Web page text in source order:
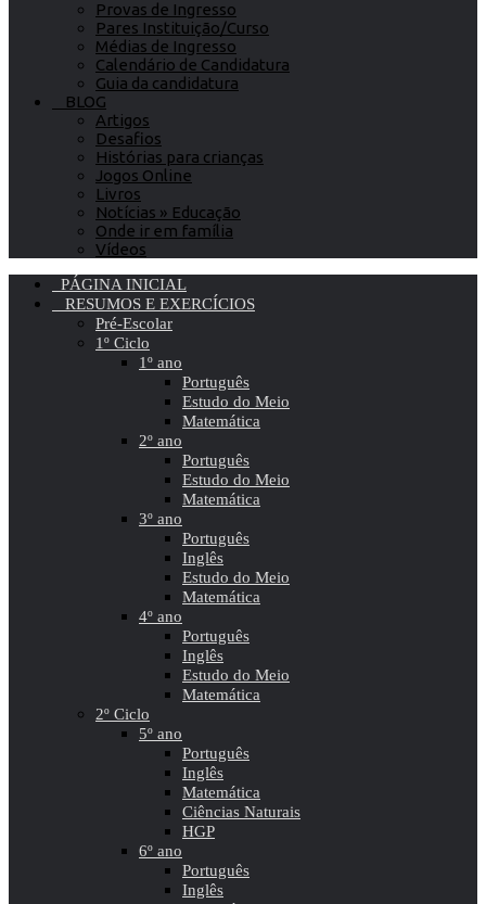
Provas de Ingresso
Pares Instituição/Curso
Médias de Ingresso
Calendário de Candidatura
Guia da candidatura
BLOG
Artigos
Desafios
Histórias para crianças
Jogos Online
Livros
Notícias » Educação
Onde ir em família
Vídeos
PÁGINA INICIAL
RESUMOS E EXERCÍCIOS
Pré-Escolar
1º Ciclo
1º ano
Português
Estudo do Meio
Matemática
2º ano
Português
Estudo do Meio
Matemática
3º ano
Português
Inglês
Estudo do Meio
Matemática
4º ano
Português
Inglês
Estudo do Meio
Matemática
2º Ciclo
5º ano
Português
Inglês
Matemática
Ciências Naturais
HGP
6º ano
Português
Inglês